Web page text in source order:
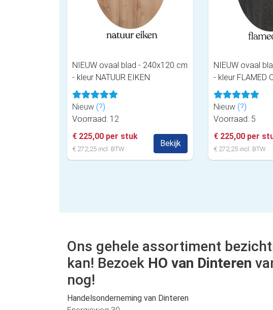
NIEUW ovaal blad - 240x120 cm
- kleur NATUUR EIKEN
Nieuw (?)
Voorraad: 12
€ 225,00 per stuk
€ 272,25 incl. BTW
Bekijk
NIEUW ovaal
- kleur FLAMED
Nieuw (?)
Voorraad: 5
€ 225,00 per
€ 272,25 incl. BTW
Ons gehele assortiment
kan! Bezoek HO van Dinteren
nog!
Handelsonderneming van Dinteren